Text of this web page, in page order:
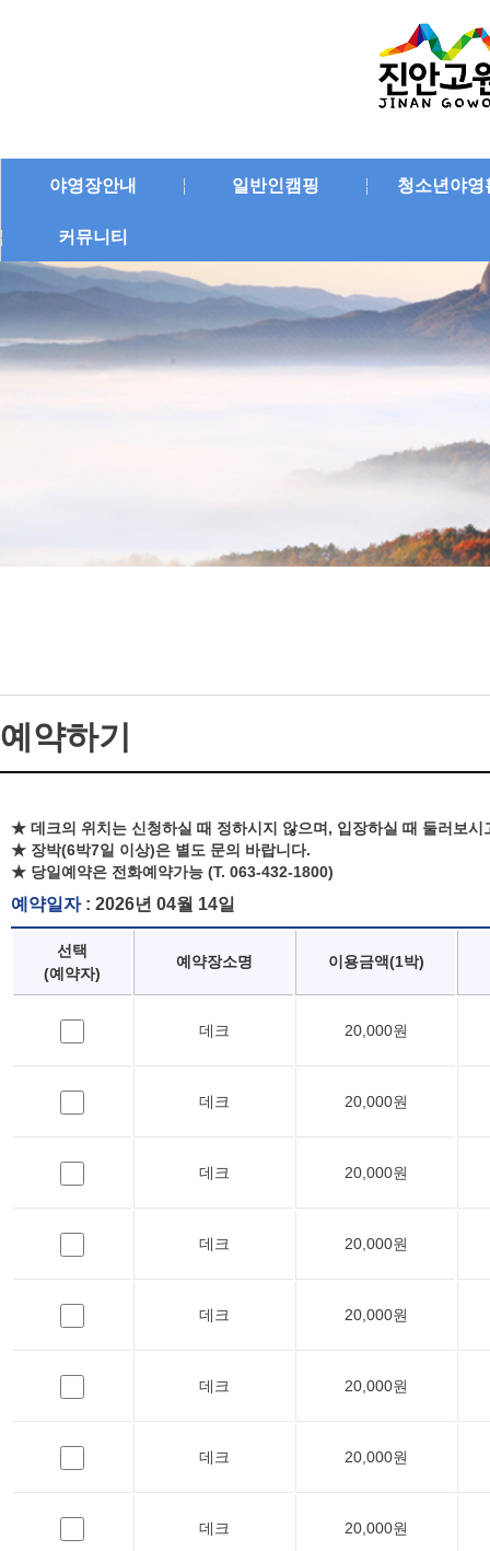
야영장안내 일반인캠핑 청소년야영
커뮤니티
예약하기
★ 데크의 위치는 신청하실 때 정하시지 않으며, 입장하실 때 둘러보시
★ 장박(6박7일 이상)은 별도 문의 바랍니다.
★ 당일예약은 전화예약가능 (T. 063-432-1800)
예약일자: 2026년 04월 14일
선택
(예약자)
예약장소명 이용금액(1박)
데크 20,000원
데크 20,000원
데크 20,000원
데크 20,000원
데크 20,000원
데크 20,000원
데크 20,000원
데크 20,000원